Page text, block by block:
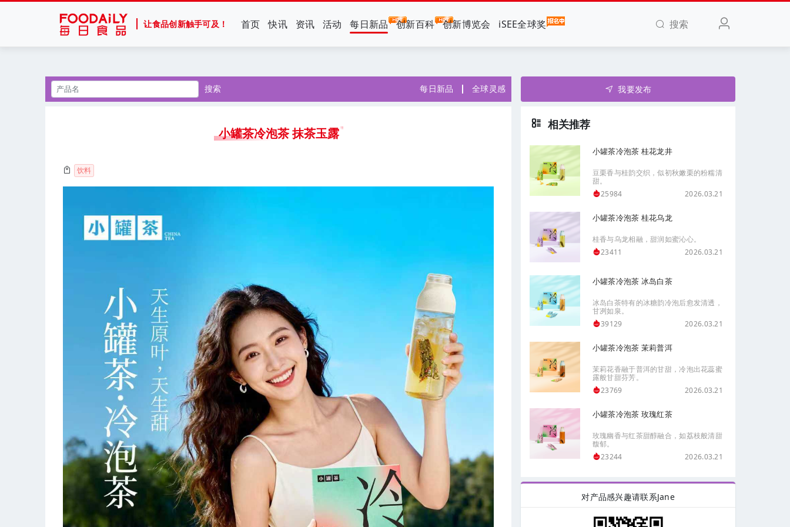
让食品创新触手可及！ 首页 快讯 资讯 活动 每日新品 创新百科 创新博览会 iSEE全球奖 搜索
搜索 每日新品 全球灵感
小罐茶冷泡茶 抹茶玉露
饮料
我要发布
相关推荐
小罐茶冷泡茶 桂花龙井
豆栗香与桂韵交织，似初秋嫩栗的粉糯清
甜。
25984
2026.03.21
小罐茶冷泡茶 桂花乌龙
桂香与乌龙相融，甜润如蜜沁心。
23411
2026.03.21
小罐茶冷泡茶 冰岛白茶
冰岛白茶特有的冰糖韵冷泡后愈发清透，
甘冽如泉。
39129
2026.03.21
小罐茶冷泡茶 茉莉普洱
茉莉花香融于普洱的甘甜，冷泡出花蕊蜜
露般甘甜芬芳。
23769
2026.03.21
小罐茶冷泡茶 玫瑰红茶
玫瑰幽香与红茶甜醇融合，如荔枝般清甜
馥郁。
23244
2026.03.21
对产品感兴趣请联系Jane